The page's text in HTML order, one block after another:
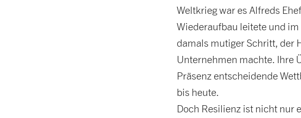
Weltkrieg war es Alfreds
Wiederaufbau leitete und
damals mutiger Schritt, der
Unternehmen machte. Ihre
Präsenz entscheidende
bis heute.
Doch Resilienz ist nicht nur